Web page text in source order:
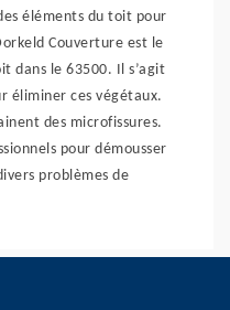
éléments du toit pour
Couverture est le
dans le 63500. Il s’agit
éliminer ces végétaux.
des microfissures.
pour démousser
problèmes de